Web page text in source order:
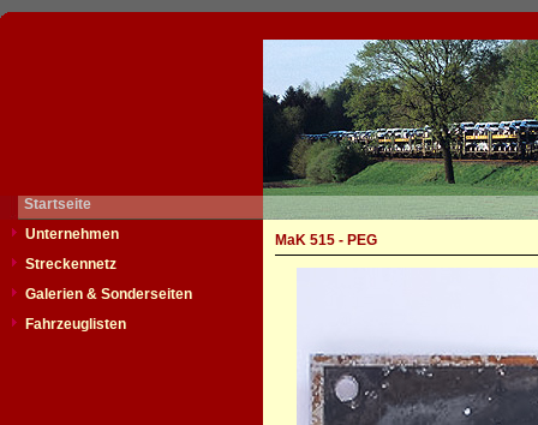
Startseite
Unternehmen
Streckennetz
Galerien & Sonderseiten
Fahrzeuglisten
MaK 515 - PEG